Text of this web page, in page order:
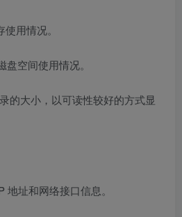
用情况。
空间使用情况。
的大小，以可读性较好的方式显
址和网络接口信息。